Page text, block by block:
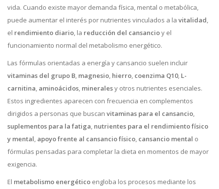
vida. Cuando existe mayor demanda física, mental o metabólica,
puede aumentar el interés por nutrientes vinculados a la vitalidad,
el rendimiento diario, la reducción del cansancioy el
funcionamiento normal del metabolismo energético.
Las fórmulas orientadas a energía y cansancio suelen incluir
vitaminas del grupo B, magnesio, hierro, coenzima Q10, L-
carnitina, aminoácidos, mineralesy otros nutrientes esenciales.
Estos ingredientes aparecen con frecuencia en complementos
dirigidos a personas que buscan vitaminas para el cansancio,
suplementos para la fatiga, nutrientes para el rendimiento físico
y mental, apoyo frente al cansancio físico, cansancio mental o
fórmulas pensadas para completar la dieta en momentos de mayor
exigencia.
El metabolismo energético engloba los procesos mediante los